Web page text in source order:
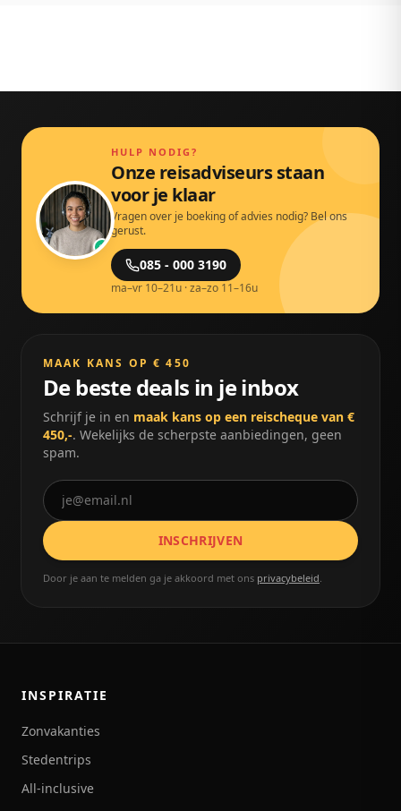
HULP NODIG?
Onze reisadviseurs staan
voor je klaar
Vragen over je boeking of advies nodig? Bel ons
gerust.
085 - 000 3190
ma–vr 10–21u · za–zo 11–16u
MAAK KANS OP € 450
De beste deals in je inbox
Schrijf je in en maak kans op een reischeque van €
450,-. Wekelijks de scherpste aanbiedingen, geen
spam.
INSCHRIJVEN
Door je aan te melden ga je akkoord met ons privacybeleid.
INSPIRATIE
Zonvakanties
Stedentrips
All-inclusive